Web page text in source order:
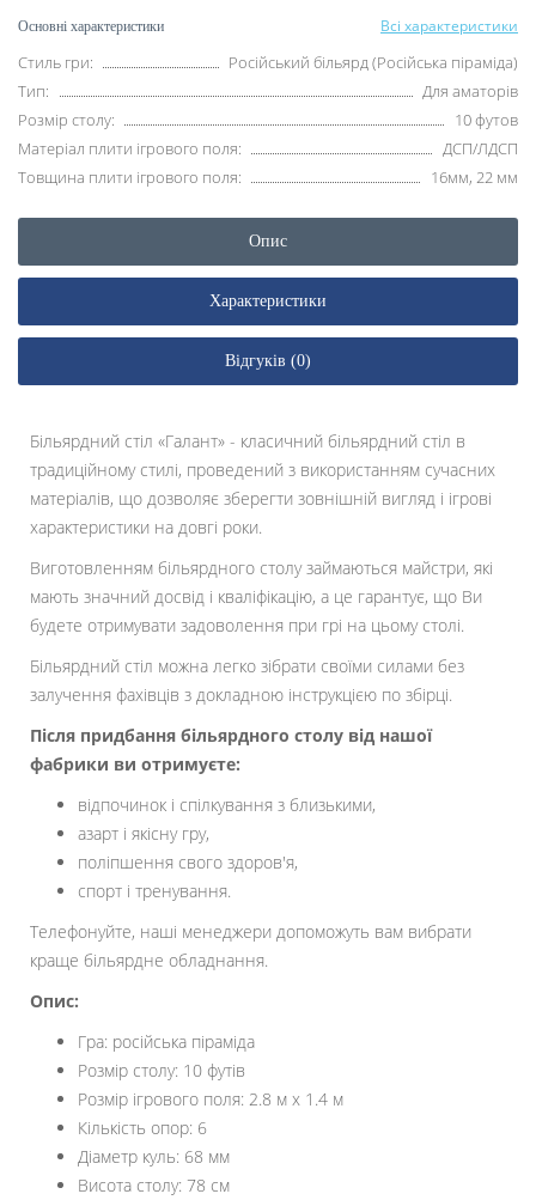
Основні характеристики Всі характеристики
Стиль гри:
Російський більярд (Російська піраміда)
Тип:
Для аматорів
Розмір столу:
10 футов
Матеріал плити ігрового поля:
ДСП/ЛДСП
Товщина плити ігрового поля:
16мм, 22 мм
Опис
Характеристики
Відгуків (0)
Більярдний стіл «Галант» - класичний більярдний стіл в
традиційному стилі, проведений з використанням сучасних
матеріалів, що дозволяє зберегти зовнішній вигляд і ігрові
характеристики на довгі роки.
Виготовленням більярдного столу займаються майстри, які
мають значний досвід і кваліфікацію, а це гарантує, що Ви
будете отримувати задоволення при грі на цьому столі.
Більярдний стіл можна легко зібрати своїми силами без
залучення фахівців з докладною інструкцією по збірці.
Після придбання більярдного столу від нашої
фабрики ви отримуєте:
відпочинок і спілкування з близькими,
азарт і якісну гру,
поліпшення свого здоров'я,
спорт і тренування.
Телефонуйте, наші менеджери допоможуть вам вибрати
краще більярдне обладнання.
Опис:
Гра: російська піраміда
Розмір столу: 10 футів
Розмір ігрового поля: 2.8 м х 1.4 м
Кількість опор: 6
Діаметр куль: 68 мм
Висота столу: 78 см